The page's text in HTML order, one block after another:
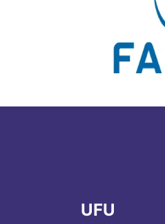
UFU